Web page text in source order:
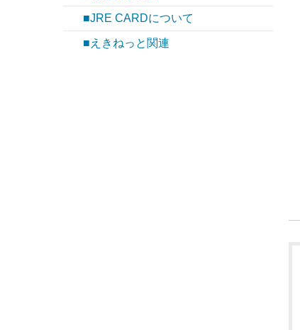
■JRE CARDについて
■えきねっと関連